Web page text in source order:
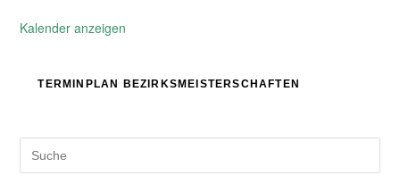
Kalender anzeigen
TERMINPLAN BEZIRKSMEISTERSCHAFTEN